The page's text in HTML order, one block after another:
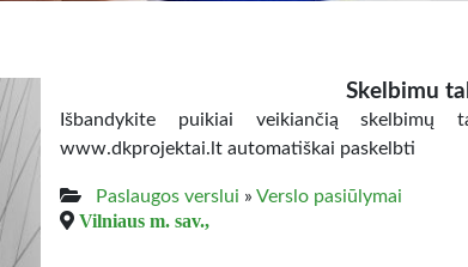
Skelbimu
Išbandykite puikiai veikiančią skelbimų
www.dkprojektai.lt automatiškai paskelbti
Paslaugos verslui » Verslo pasiūlymai
Vilniaus m. sav.,